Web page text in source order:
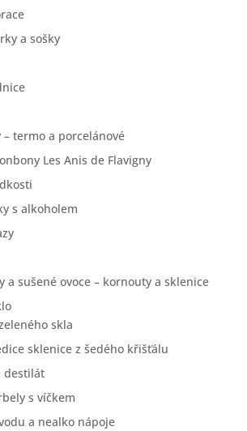
a sošky
– termo a porcelánové
Les Anis de Flavigny
s alkoholem
a sušené ovoce – kornouty a sklenice
skla
sklenice z šedého křišťálu
destilát
s víčkem
a nealko nápoje